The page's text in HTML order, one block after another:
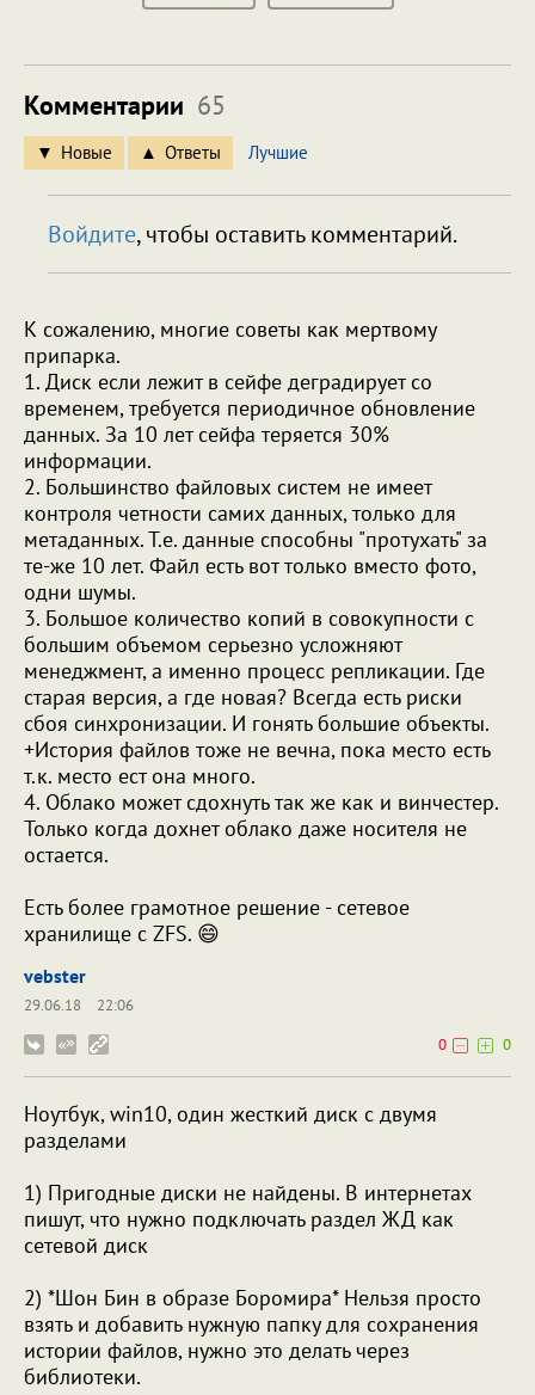
Комментарии 65
Новые Ответы Лучшие
Войдите, чтобы оставить комментарий.
К сожалению, многие советы как мертвому
припарка.
1. Диск если лежит в сейфе деградирует со
временем, требуется периодичное обновление
данных. За 10 лет сейфа теряется 30%
информации.
2. Большинство файловых систем не имеет
контроля четности самих данных, только для
метаданных. Т.е. данные способны "протухать" за
те-же 10 лет. Файл есть вот только вместо фото,
одни шумы.
3. Большое количество копий в совокупности с
большим объемом серьезно усложняют
менеджмент, а именно процесс репликации. Где
старая версия, а где новая? Всегда есть риски
сбоя синхронизации. И гонять большие объекты.
+История файлов тоже не вечна, пока место есть
т.к. место ест она много.
4. Облако может сдохнуть так же как и винчестер.
Только когда дохнет облако даже носителя не
остается.
Есть более грамотное решение - сетевое
хранилище с ZFS. 😄
vebster
29.06.18
22:06
0
0
Ноутбук, win10, один жесткий диск с двумя
разделами
1) Пригодные диски не найдены. В интернетах
пишут, что нужно подключать раздел ЖД как
сетевой диск
2) *Шон Бин в образе Боромира* Нельзя просто
взять и добавить нужную папку для сохранения
истории файлов, нужно это делать через
библиотеки.